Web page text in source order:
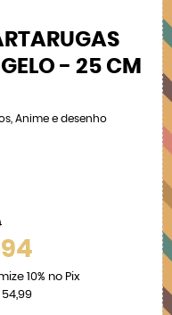
- 25 CM
Anime e desenho
10% no Pix
54,99